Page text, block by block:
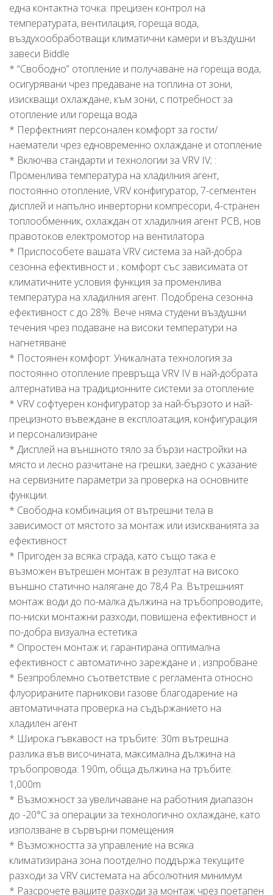
една контактна точка: прецизен контрол на
температурата, вентилация, гореща вода,
въздухообработващи климатични камери и въздушни
завеси Biddle
* “Свободно” отопление и получаване на гореща вода,
осигурявани чрез предаване на топлина от зони,
изискващи охлаждане, към зони, с потребност за
отопление или гореща вода
* Перфектният персонален комфорт за гости/
наематели чрез едновременно охлаждане и отопление
* Включва стандарти и технологии за VRV IV; :
Променлива температура на хладилния агент,
постоянно отопление, VRV конфигуратор, 7-сегментен
дисплей и напълно инверторни компресори, 4-странен
топлообменник, охлаждан от хладилния агент PCB, нов
правотоков електромотор на вентилатора
* Приспособете вашата VRV система за най-добра
сезонна ефективност и ; комфорт със зависимата от
климатичните условия функция за променлива
температура на хладилния агент. Подобрена сезонна
ефективност с до 28%. Вече няма студени въздушни
течения чрез подаване на високи температури на
нагнетяване
* Постоянен комфорт: Уникалната технология за
постоянно отопление превръща VRV IV в най-добрата
алтернатива на традиционните системи за отопление
* VRV софтуерен конфигуратор за най-бързото и най-
прецизното въвеждане в експлоатация, конфигурация
и персонализиране
* Дисплей на външното тяло за бързи настройки на
място и лесно разчитане на грешки, заедно с указание
на сервизните параметри за проверка на основните
функции.
* Свободна комбинация от вътрешни тела в
зависимост от мястото за монтаж или изискванията за
ефективност
* Пригоден за всяка сграда, като също така е
възможен вътрешен монтаж в резултат на високо
външно статично налягане до 78,4 Pa. Вътрешният
монтаж води до по-малка дължина на тръбопроводите,
по-ниски монтажни разходи, повишена ефективност и
по-добра визуална естетика
* Опростен монтаж и; гарантирана оптимална
ефективност с автоматично зареждане и ; изпробване
* Безпроблемно съответствие с регламента относно
флуорираните парникови газове благодарение на
автоматичната проверка на съдържанието на
хладилен агент
* Широка гъвкавост на тръбите: 30m вътрешна
разлика във височината, максимална дължина на
тръбопровода: 190m, обща дължина на тръбите:
1,000m
* Възможност за увеличаване на работния диапазон
до -20°C за операции за технологично охлаждане, като
използване в сървърни помещения
* Възможността за управление на всяка
климатизирана зона поотделно поддържа текущите
разходи за VRV системата на абсолютния минимум
* Разсрочете вашите разходи за монтаж чрез поетапен